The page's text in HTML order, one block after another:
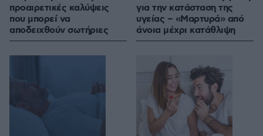
προαιρετικές καλύψεις
που μπορεί να
αποδειχθούν σωτήριες
για την κατάσταση της
υγείας – «Μαρτυρά» από
άνοια μέχρι κατάθλιψη